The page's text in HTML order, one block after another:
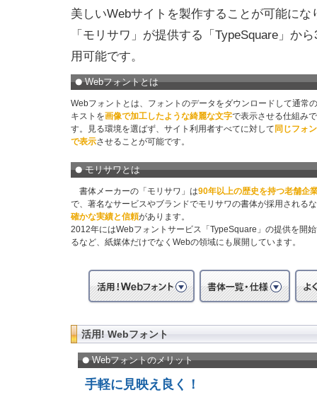
美しいWebサイトを製作することが可能にな
「モリサワ」が提供する「TypeSquare」か
用可能です。
Webフォントとは
Webフォントとは、フォントのデータをダウンロードして通常
キストを画像で加工したような綺麗な文字で表示させる仕組みで
す。見る環境を選ばず、サイト利用者すべてに対して 同じフォ
で表示させることが可能です。
モリサワとは
書体メーカーの「モリサワ」は90年以上の歴史を持つ老舗企
で、著名なサービスやブランドでモリサワの書体が採用される
確かな実績と信頼があります。
2012年にはWebフォントサービス「TypeSquare」の提供を開
るなど、紙媒体だけでなくWebの領域にも展開しています。
活用! Webフォント
Webフォントのメリット
手軽に見映え良く！